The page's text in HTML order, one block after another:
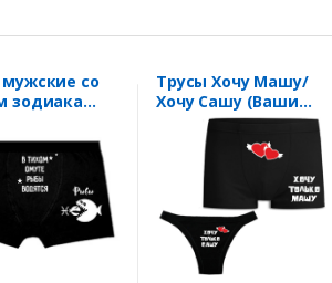
со
зодиака
Трусы Хочу Машу/
Хочу Сашу (Ваши
имена)